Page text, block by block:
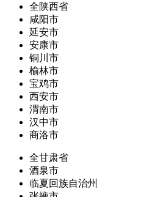
全陕西省
咸阳市
延安市
安康市
铜川市
榆林市
宝鸡市
西安市
渭南市
汉中市
商洛市
全甘肃省
酒泉市
临夏回族自治州